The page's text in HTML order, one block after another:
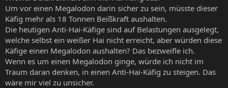
Um vor einen Megalodon darin sicher zu sein, müsste dieser
Käfig mehr als 18 Tonnen Beißkraft aushalten.
Die heutigen Anti-Hai-Käfige sind auf Belastungen ausgelegt,
welche selbst ein weißer Hai nicht erreicht, aber würden diese
Käfige einen Megalodon aushalten? Das bezweifle ich.
Wenn es um einen Megalodon ginge, würde ich nicht im
Traum daran denken, in einen Anti-Hai-Käfig zu steigen. Das
wäre mir viel zu unsicher.